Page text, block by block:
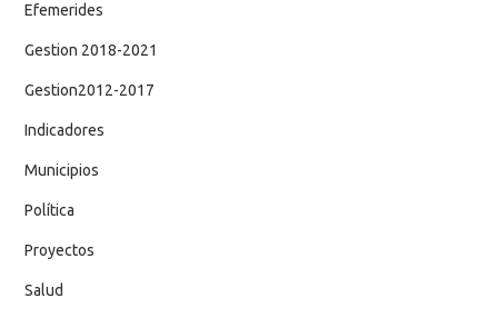
Efemerides
Gestion 2018-2021
Gestion2012-2017
Indicadores
Municipios
Política
Proyectos
Salud